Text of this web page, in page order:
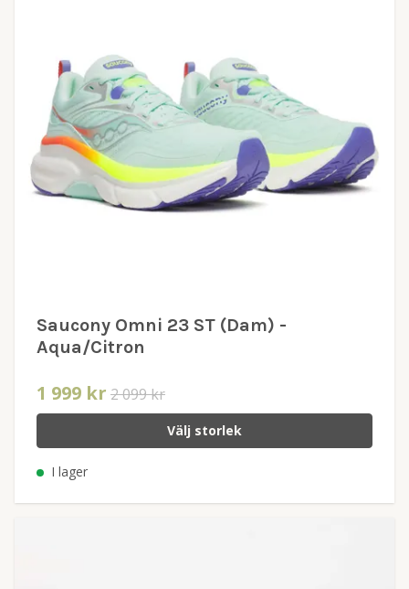
Saucony Omni 23 ST (Dam) -
Aqua/Citron
1 999 kr 2 099 kr
Välj storlek
I lager